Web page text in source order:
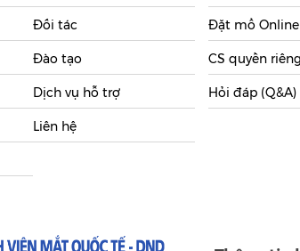
Đối tác
Đào tạo
Dịch vụ hỗ trợ
Liên hệ
Đặt mổ Online
CS quyền
Hỏi đáp (Q&A)